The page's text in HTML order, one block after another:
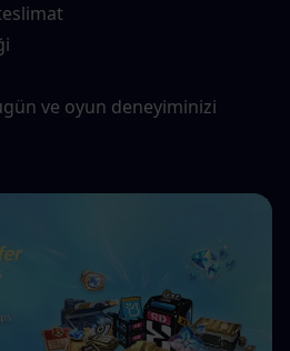
ve oyun deneyiminizi